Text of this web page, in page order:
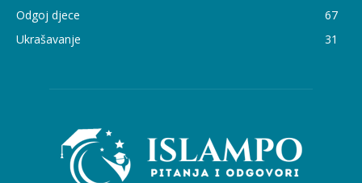
Odgoj djece
67
Ukrašavanje
31